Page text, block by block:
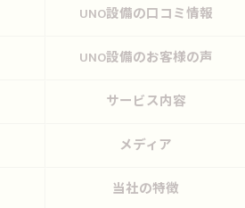
UNO設備の口コミ情報
UNO設備のお客様の声
サービス内容
メディア
当社の特徴